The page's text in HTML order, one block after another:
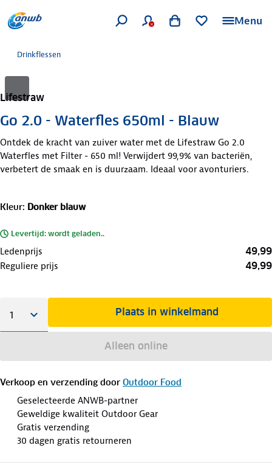
Menu
Drinkflessen
Lifestraw
Go 2.0 - Waterfles 650ml - Blauw
Ontdek de kracht van zuiver water met de Lifestraw Go 2.0
Waterfles met Filter - 650 ml! Verwijdert 99,9% van bacteriën,
verbetert de smaak en is duurzaam. Ideaal voor avonturiers.
Kleur: Donker blauw
Levertijd: wordt geladen..
Ledenprijs 49,99
Reguliere prijs 49,99
Plaats in winkelmand
Alleen online
Verkoop en verzending door Outdoor Food
Geselecteerde ANWB-partner
Geweldige kwaliteit Outdoor Gear
Gratis verzending
30 dagen gratis retourneren